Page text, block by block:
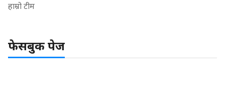
हाम्रो टीम
फेसबुक पेज